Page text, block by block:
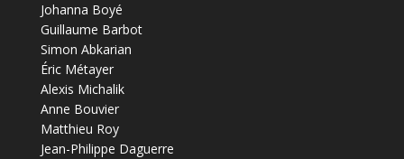
Johanna Boyé
Guillaume Barbot
Simon Abkarian
Éric Métayer
Alexis Michalik
Anne Bouvier
Matthieu Roy
Jean-Philippe Daguerre